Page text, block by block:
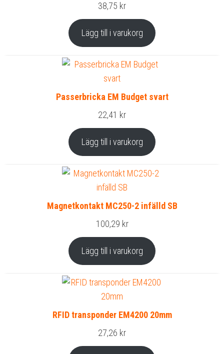
38,75 kr
Lägg till i varukorg
Passerbricka EM Budget svart
22,41 kr
Lägg till i varukorg
Magnetkontakt MC250-2 infälld SB
100,29 kr
Lägg till i varukorg
RFID transponder EM4200 20mm
27,26 kr